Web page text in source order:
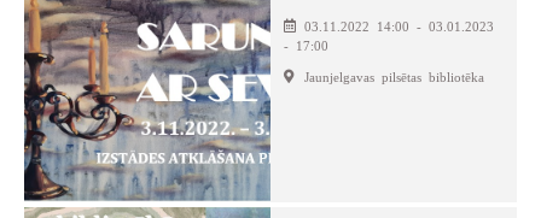
03.11.2022 14:00 - 03.01.2023
- 17:00
Jaunjelgavas pilsētas bibliotēka